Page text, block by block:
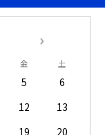
金 土
5
6
12
13
19
20